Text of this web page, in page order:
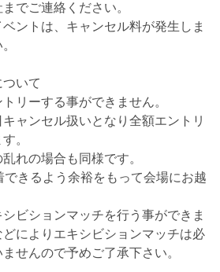
でご連絡ください。
ントは、キャンセル料が発生しま
ついて
リーする事ができません。
ャンセル扱いとなり全額エントリ
。
れの場合も同様です。
きるよう余裕をもって会場にお越
ビションマッチを行う事ができま
によりエキシビションマッチは必
せんので予めご了承下さい。